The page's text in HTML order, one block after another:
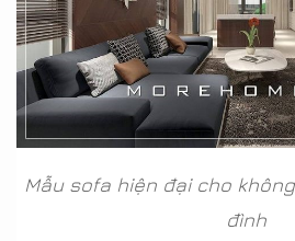
Mẫu sofa hiện đại cho
đình